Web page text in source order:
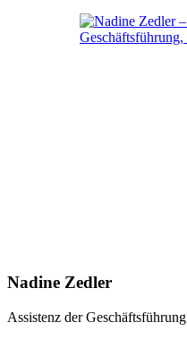
Nadine Zedler
Assistenz der Geschäftsführung